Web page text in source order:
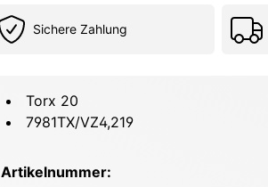
Sichere Zahlung
Torx 20
7981TX/VZ4,219
Artikelnummer: